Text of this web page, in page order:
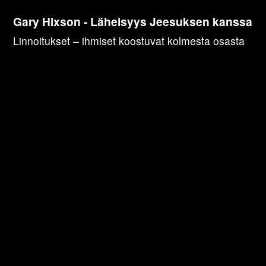
Gary Hixson - Läheisyys Jeesuksen kanssa
Linnoitukset – ihmiset koostuvat kolmesta osasta